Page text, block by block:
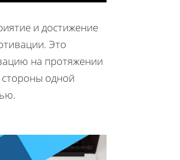
и достижение
Это
на протяжении
одной